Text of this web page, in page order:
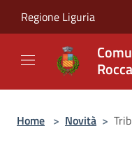
Regione Liguria
Home > Novità >